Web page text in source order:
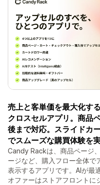
売上と客単価を最大化す
クロスセルアプリ。商品
後まで対応。スライドカ
でスムーズな購買体験を実
Candy Rackは、商品ページ
ージなど、購入フロー全体で
表示するアプリです。AIが最
オファーはストアフロントに